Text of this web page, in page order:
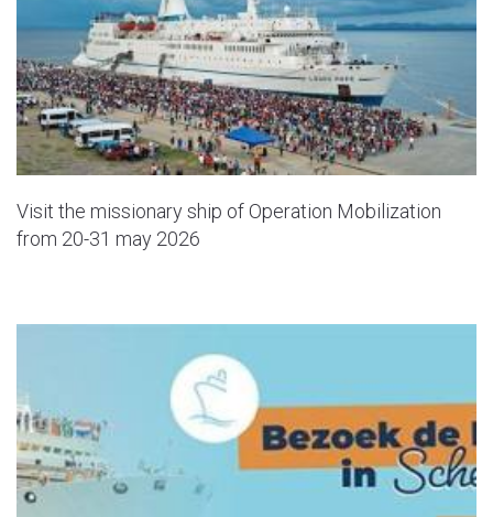
Visit the missionary ship of Operation Mobilization
from 20-31 may 2026